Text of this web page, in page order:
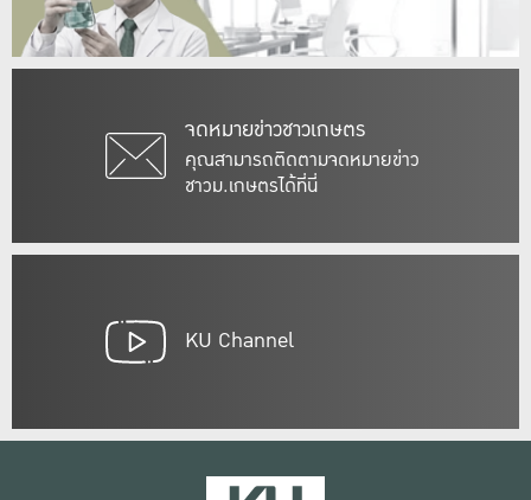
จดหมายข่าวชาวเกษตร
คุณสามารถติดตามจดหมายข่าว
ชาวม.เกษตรได้ที่นี่
KU Channel